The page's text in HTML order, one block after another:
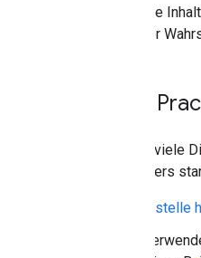
sinnvolle
größerer
Best
Es gibt viele
besonders
Erstelle